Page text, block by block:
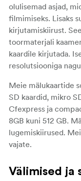
olulisemad asjad,
filmimiseks. Lisaks
kirjutamiskiirust.
toormaterjali
kaardile kirjutada.
resolutsiooniga
Meie mälukaartide
SD kaardid, mikro
Cfexpress ja
8GB kuni 512 GB.
lugemiskiirused.
vajate.
Välimised ja